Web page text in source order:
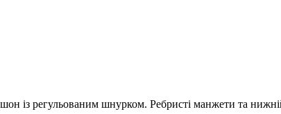
із регульованим шнурком. Ребристі манжети та